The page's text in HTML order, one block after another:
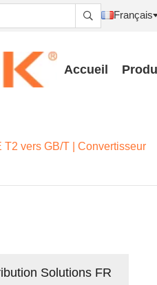
 Français
Accueil
vers GB/T | Convertisseur
Solutions FR